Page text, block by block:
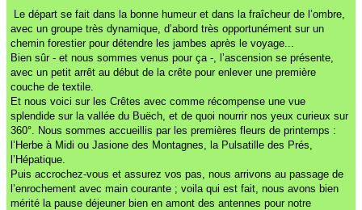
Le départ se fait dans la bonne humeur et dans la fraîcheur de l’ombre,
avec un groupe très dynamique, d’abord très opportunément sur un
chemin forestier pour détendre les jambes après le voyage...
Bien sûr - et nous sommes venus pour ça -, l’ascension se présente,
avec un petit arrêt au début de la crête pour enlever une première
couche de textile.
Et nous voici sur les Crêtes avec comme récompense une vue
splendide sur la vallée du Buëch, et de quoi nourrir nos yeux curieux sur
360°. Nous sommes accueillis par les premières fleurs de printemps :
l’Herbe à Midi ou Jasione des Montagnes, la Pulsatille des Prés,
l’Hépatique.
Puis accrochez-vous et assurez vos pas, nous arrivons au passage de
l’enrochement avec main courante ; voila qui est fait, nous avons bien
mérité la pause déjeuner bien en amont des antennes pour notre